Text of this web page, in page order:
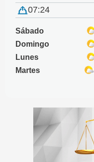
07:24
Sábado
Domingo
Lunes
Martes